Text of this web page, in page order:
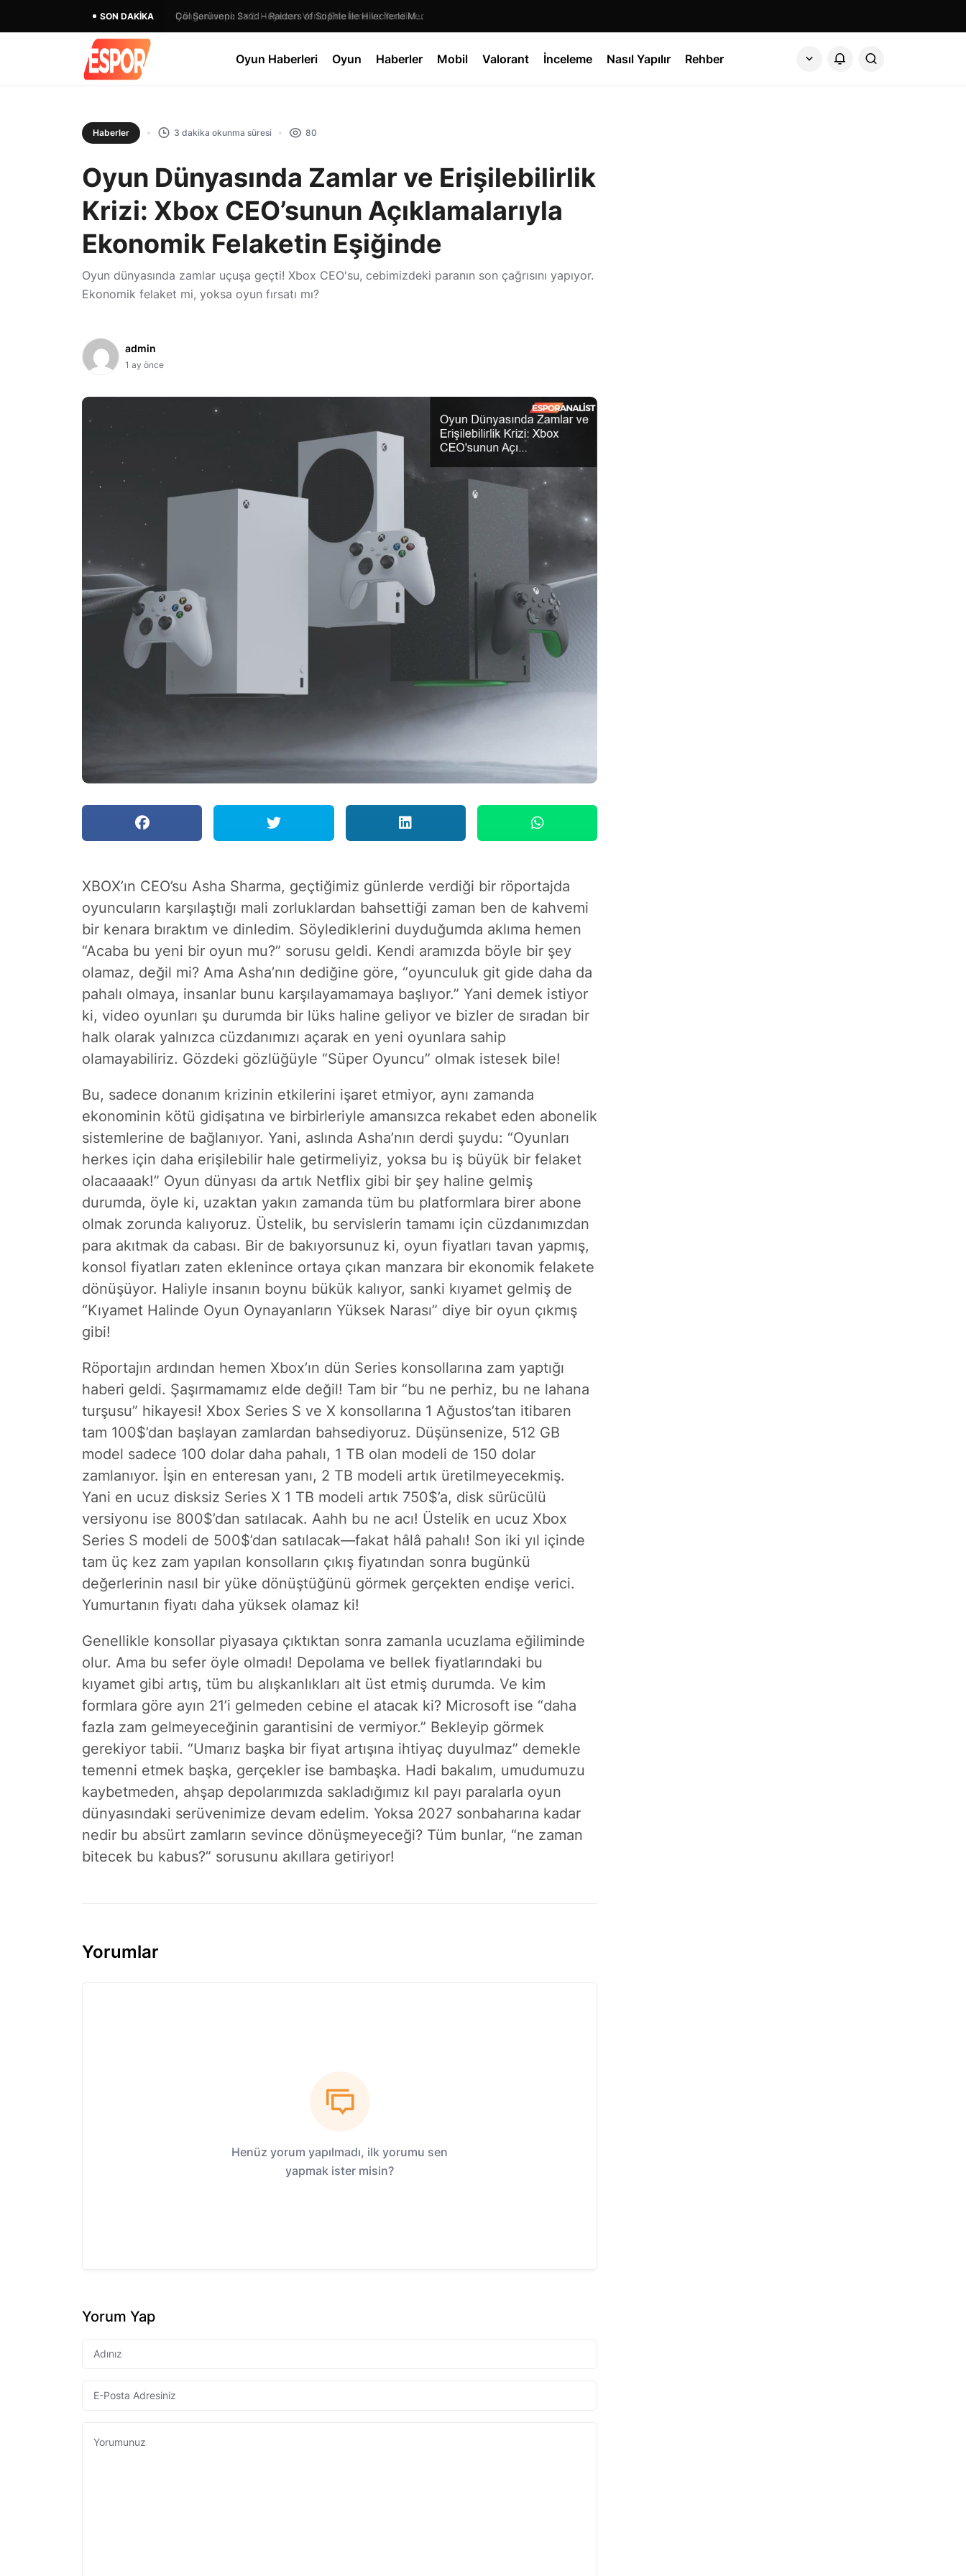
SON DAKIKA Danganronpa 2×2: Heyecan Verici Erteleme ve Yenilikler
Oyun Haberleri Oyun Haberler Mobil Valorant İnceleme Nasıl Yapılır Rehber
Haberler 3 dakika okunma süresi 80
Oyun Dünyasında Zamlar ve Erişilebilirlik
Krizi: Xbox CEO’sunun Açıklamalarıyla
Ekonomik Felaketin Eşiğinde
Oyun dünyasında zamlar uçuşa geçti! Xbox CEO'su, cebimizdeki paranın son çağrısını yapıyor.
Ekonomik felaket mi, yoksa oyun fırsatı mı?
admin
1 ay önce
XBOX’ın CEO’su Asha Sharma, geçtiğimiz günlerde verdiği bir röportajda
oyuncuların karşılaştığı mali zorluklardan bahsettiği zaman ben de kahvemi
bir kenara bıraktım ve dinledim. Söylediklerini duyduğumda aklıma hemen
“Acaba bu yeni bir oyun mu?” sorusu geldi. Kendi aramızda böyle bir şey
olamaz, değil mi? Ama Asha’nın dediğine göre, “oyunculuk git gide daha da
pahalı olmaya, insanlar bunu karşılayamamaya başlıyor.” Yani demek istiyor
ki, video oyunları şu durumda bir lüks haline geliyor ve bizler de sıradan bir
halk olarak yalnızca cüzdanımızı açarak en yeni oyunlara sahip
olamayabiliriz. Gözdeki gözlüğüyle “Süper Oyuncu” olmak istesek bile!
Bu, sadece donanım krizinin etkilerini işaret etmiyor, aynı zamanda
ekonominin kötü gidişatına ve birbirleriyle amansızca rekabet eden abonelik
sistemlerine de bağlanıyor. Yani, aslında Asha’nın derdi şuydu: “Oyunları
herkes için daha erişilebilir hale getirmeliyiz, yoksa bu iş büyük bir felaket
olacaaaak!” Oyun dünyası da artık Netflix gibi bir şey haline gelmiş
durumda, öyle ki, uzaktan yakın zamanda tüm bu platformlara birer abone
olmak zorunda kalıyoruz. Üstelik, bu servislerin tamamı için cüzdanımızdan
para akıtmak da cabası. Bir de bakıyorsunuz ki, oyun fiyatları tavan yapmış,
konsol fiyatları zaten eklenince ortaya çıkan manzara bir ekonomik felakete
dönüşüyor. Haliyle insanın boynu bükük kalıyor, sanki kıyamet gelmiş de
“Kıyamet Halinde Oyun Oynayanların Yüksek Narası” diye bir oyun çıkmış
gibi!
Röportajın ardından hemen Xbox’ın dün Series konsollarına zam yaptığı
haberi geldi. Şaşırmamamız elde değil! Tam bir “bu ne perhiz, bu ne lahana
turşusu” hikayesi! Xbox Series S ve X konsollarına 1 Ağustos’tan itibaren
tam 100$’dan başlayan zamlardan bahsediyoruz. Düşünsenize, 512 GB
model sadece 100 dolar daha pahalı, 1 TB olan modeli de 150 dolar
zamlanıyor. İşin en enteresan yanı, 2 TB modeli artık üretilmeyecekmiş.
Yani en ucuz disksiz Series X 1 TB modeli artık 750$’a, disk sürücülü
versiyonu ise 800$’dan satılacak. Aahh bu ne acı! Üstelik en ucuz Xbox
Series S modeli de 500$’dan satılacak—fakat hâlâ pahalı! Son iki yıl içinde
tam üç kez zam yapılan konsolların çıkış fiyatından sonra bugünkü
değerlerinin nasıl bir yüke dönüştüğünü görmek gerçekten endişe verici.
Yumurtanın fiyatı daha yüksek olamaz ki!
Genellikle konsollar piyasaya çıktıktan sonra zamanla ucuzlama eğiliminde
olur. Ama bu sefer öyle olmadı! Depolama ve bellek fiyatlarındaki bu
kıyamet gibi artış, tüm bu alışkanlıkları alt üst etmiş durumda. Ve kim
formlara göre ayın 21’i gelmeden cebine el atacak ki? Microsoft ise “daha
fazla zam gelmeyeceğinin garantisini de vermiyor.” Bekleyip görmek
gerekiyor tabii. “Umarız başka bir fiyat artışına ihtiyaç duyulmaz” demekle
temenni etmek başka, gerçekler ise bambaşka. Hadi bakalım, umudumuzu
kaybetmeden, ahşap depolarımızda sakladığımız kıl payı paralarla oyun
dünyasındaki serüvenimize devam edelim. Yoksa 2027 sonbaharına kadar
nedir bu absürt zamların sevince dönüşmeyeceği? Tüm bunlar, “ne zaman
bitecek bu kabus?” sorusunu akıllara getiriyor!
Yorumlar
Henüz yorum yapılmadı, ilk yorumu sen
yapmak ister misin?
Yorum Yap